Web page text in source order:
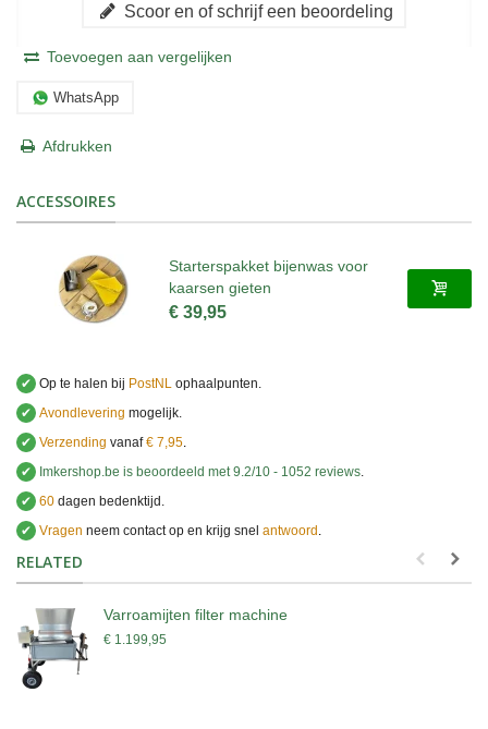
Scoor en of schrijf een beoordeling
Toevoegen aan vergelijken
WhatsApp
Afdrukken
ACCESSOIRES
Starterspakket bijenwas voor
kaarsen gieten
€ 39,95
✔ Op te halen bij PostNL ophaalpunten.
✔ Avondlevering mogelijk.
✔ Verzending vanaf€ 7,95.
✔
Imkershop.be is beoordeeld met9.2/10 - 1052 reviews.
✔ 60 dagen bedenktijd.
✔ Vragen neem contact op en krijg snel antwoord .
RELATED
Varroamijten filter machine
€ 1.199,95